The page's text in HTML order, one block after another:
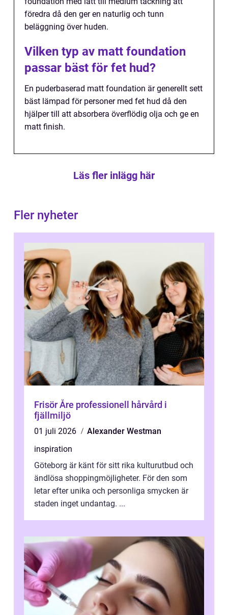
föredra då den ger en naturlig och tunn
beläggning över huden.
Vilken typ av matt foundation
passar bäst för fet hud?
En puderbaserad matt foundation är generellt sett
bäst lämpad för personer med fet hud då den
hjälper till att absorbera överflödig olja och ge en
matt finish.
Läs fler inlägg här
Fler nyheter
Frisör Åre professionell hårvård i
fjällmiljö
01 juli 2026
Alexander Westman
inspiration
Göteborg är känt för sitt rika kulturutbud och
ändlösa shoppingmöjligheter. För den som
letar efter unika och personliga smycken är
staden inget undantag. ...